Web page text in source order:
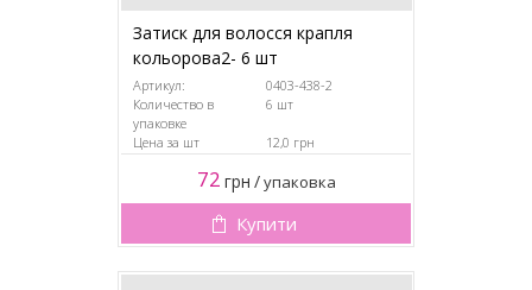
Затиск для волосся крапля
кольорова2- 6 шт
Артикул:
0403-438-2
Количество в
упаковке
6 шт
Цена за шт 12,0 грн
72 грн /упаковка
Купити